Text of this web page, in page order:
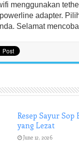
menggunakan
adapter.
Selamat
Resep Sayur Sop
yang Lezat
June 12, 2026